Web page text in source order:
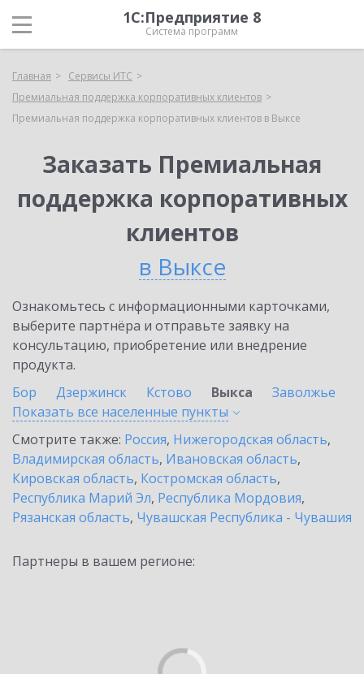
1С:Предприятие 8
Система программ
Главная
Сервисы ИТС
Премиальная поддержка корпоративных клиентов
Премиальная поддержка корпоративных клиентов в Выксе
Заказать Премиальная
поддержка корпоративных
клиентов
в Выксе
Ознакомьтесь с информационными карточками,
выберите партнёра и отправьте заявку на
консультацию, приобретение или внедрение
продукта.
Бор
Дзержинск Кстово Выкса
Заволжье
Показать все населенные пункты
Смотрите также: Россия, Нижегородская область,
Владимирская область, Ивановская область,
Кировская область, Костромская область,
Республика Марий Эл, Республика Мордовия,
Рязанская область, Чувашская Республика - Чувашия
Партнеры в вашем регионе: